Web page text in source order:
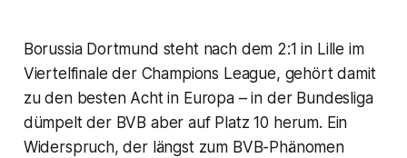
Borussia Dortmund steht nach dem 2:1 in Lille im
Viertelfinale der Champions League, gehört damit
zu den besten Acht in Europa – in der Bundesliga
dümpelt der BVB aber auf Platz 10 herum. Ein
Widerspruch, der längst zum BVB-Phänomen